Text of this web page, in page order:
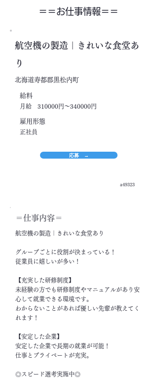
＝＝​お仕事情報＝＝
航空機の製造｜きれいな食堂あ
り
北海道寿都郡黒松内町
​給料
月給 310000円～340000円
​雇用形態
正社員
応募 →
a49323
＝​仕事内容＝
航空機の製造｜きれいな食堂あり
グループごとに役割が決まっている！
従業員に嬉しいが多い！
【充実した研修制度】
未経験の方でも研修制度やマニュアルがあり安
心して就業できる環境です。
わからないことがあれば優しい先輩が教えてく
れます！
【安定した企業】
安定した企業で長期の就業が可能！
仕事とプライベートが充実。
◎スピード選考実施中◎